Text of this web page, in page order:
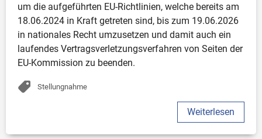
um die aufgeführten EU-Richtlinien, welche bereits am
18.06.2024 in Kraft getreten sind, bis zum 19.06.2026
in nationales Recht umzusetzen und damit auch ein
laufendes Vertragsverletzungsverfahren von Seiten der
EU-Kommission zu beenden.
Stellungnahme
Weiterlesen